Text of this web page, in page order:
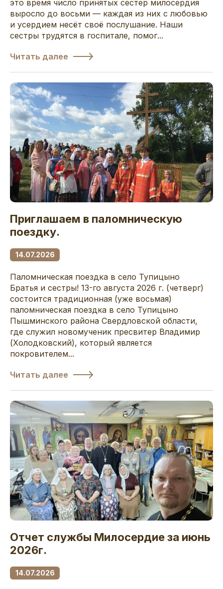
это время число принятых сестер милосердия
выросло до восьми — каждая из них с любовью
и усердием несёт своё послушание. Наши
сестры трудятся в госпитале, помог...
Читать далее
Приглашаем в паломническую
поездку.
14.07.2026
Паломническая поездка в село Тупицыно
Братья и сестры! 13-го августа 2026 г. (четверг)
состоится традиционная (уже восьмая)
паломническая поездка в село Тупицыно
Пышминского района Свердловской области,
где служил новомученик пресвитер Владимир
(Холодковский), который является
покровителем...
Читать далее
Отчет службы Милосердие за июнь
2026г.
14.07.2026